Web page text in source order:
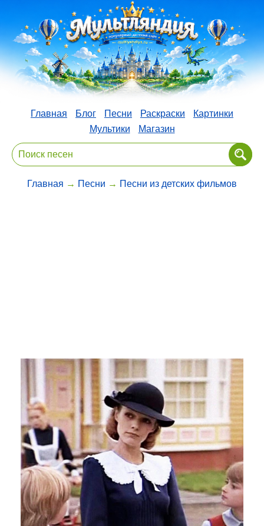
Главная Блог Песни Раскраски
Картинки
Мультики
Магазин
Главная → Песни → Песни из детских фильмов